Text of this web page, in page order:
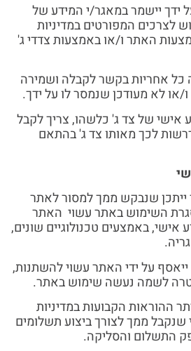
ידך יישמר במאגר/י המידע של
לצרכים המפורטים במדיניות
האתר ו/או באמצעות צדדי ג'
כל אחריות בקשר לקבלה ושמירה
או לא מעודכן שנמסר לו על ידך.
אישי של צד ג' כלשהו, צריך לקבל
לכך מאותו צד ג' בהתאם
שנבקש ממך למסור לאתר
השימוש באתר עשוי האתר
אישי, באמצעים טכנולוגיים שונים,
על ידי האתר עשוי להשתנות,
לשמה נעשה שימוש באתר.
ההוראות הקבועות במדיניות
שנקבל ממך לצורך ביצוע תשלומים
התשלום והסליקה.